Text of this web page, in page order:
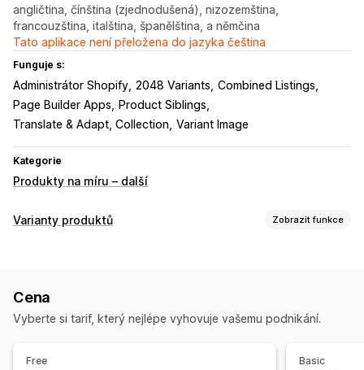
angličtina, čínština (zjednodušená), nizozemština,
francouzština, italština, španělština, a němčina
Tato aplikace není přeložena do jazyka čeština
Funguje s:
Administrátor Shopify 2048 Variants Combined Listings
Page Builder Apps
Product Siblings
Translate & Adapt, Collection Variant Image
Kategorie
Produkty na míru – další
Varianty produktů Zobrazit funkce
Náhled
Cena
Vyberte si tarif, který nejlépe vyhovuje vašemu podnikání.
Free Basic